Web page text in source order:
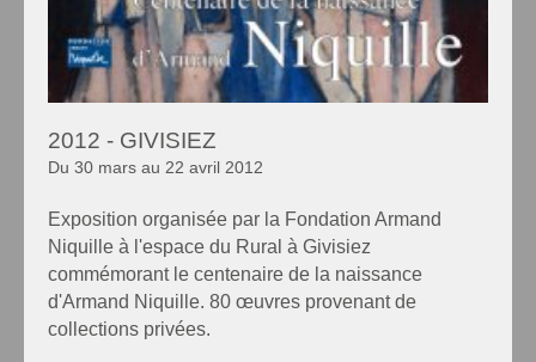
2012 - GIVISIEZ
Du 30 mars au 22 avril 2012
Exposition organisée par la Fondation Armand
Niquille à l'espace du Rural à Givisiez
commémorant le centenaire de la naissance
d'Armand Niquille. 80 œuvres provenant de
collections privées.